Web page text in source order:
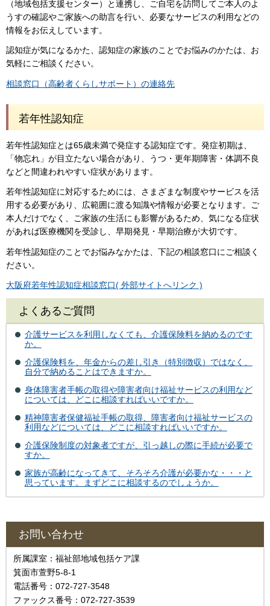
（地域包括支援センター）と連携し、ご自宅を訪問してご本人のよ
うすの確認やご家族への助言を行い、必要なサービスの利用などの
情報をお伝えしています。
認知症が気になるかた、認知症の家族のことでお悩みのかたは、お
気軽にご相談ください。
相談窓口（高齢者くらしサポート）の連絡先
若年性認知症
若年性認知症とは65歳未満で発症する認知症です。発症初期は、
「物忘れ」が目立たない場合があり、うつ・更年期障害・体調不良
などと間違われやすい症状があります。
若年性認知症に対応するためには、さまざまな制度やサービスを活
用する必要があり、広範囲に渡る知識や情報が必要となります。ご
本人だけでなく、ご家族の生活にも影響があるため、気になる症状
があれば医療機関を受診し、早期発見・早期治療が大切です。
若年性認知症のことでお悩みなかたは、下記の相談窓口にご相談く
ださい。
大阪府若年性認知症相談窓口( 外部サイトへリンク )
よくあるご質問
介護サービスを利用しなくても、介護保険料を納めるのです
か。
介護保険料を、年金からの差し引き（特別徴収）ではなく、
自分で納めることはできますか。
身体障害者手帳の取得や障害者向け福祉サービスの利用など
については、どこに相談すればいいですか。
精神障害者保健福祉手帳の取得、障害者向け福祉サービスの
利用などについては、どこに相談すればいいですか。
介護保険制度の対象者ですが、引っ越しの際に手続が必要で
すか。
家族が高齢になってきて、そろそろ介護が必要かな・・・と
思っています。まずどこに相談するのでしょうか。
お問い合わせ
所属課室：福祉部地域包括ケア課
箕面市萱野5-8-1
電話番号：072-727-3548
ファックス番号：072-727-3539